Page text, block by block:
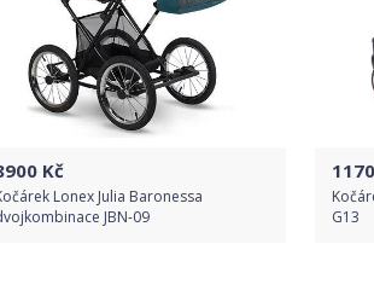
Kč
Lonex Julia Baronessa
JBN-09
G13